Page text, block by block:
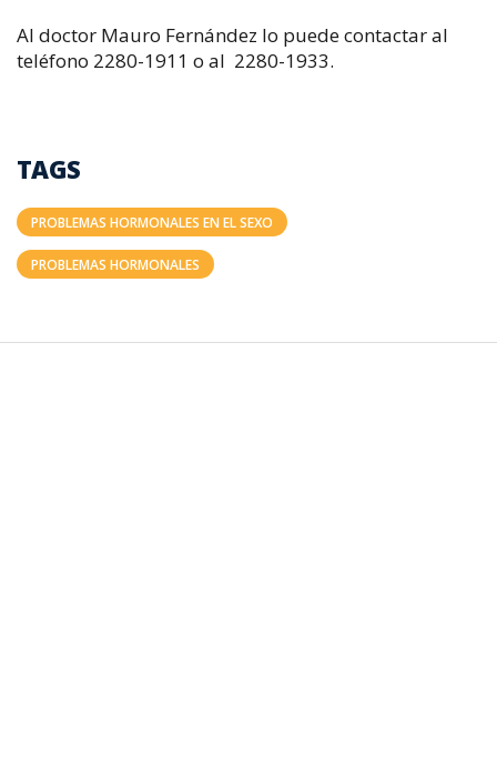
Al doctor Mauro Fernández lo puede contactar al
teléfono 2280-1911 o al 2280-1933.
TAGS
PROBLEMAS HORMONALES EN EL SEXO
PROBLEMAS HORMONALES